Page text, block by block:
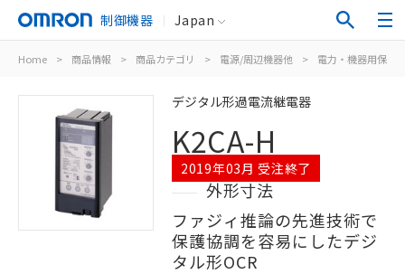
制御機器 Japan
Home > 商品情報 > 商品カテゴリ > 電源/周辺機器他 > 電力・機器用保護
デジタル形過電流継電器
K2CA-H
2019年03月 受注終了
外形寸法
ファジィ推論の先進技術で
保護協調を容易にしたデジ
タル形OCR